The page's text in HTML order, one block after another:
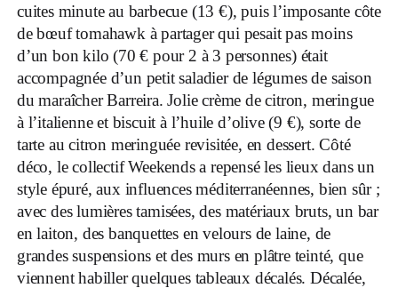
cuites minute au barbecue (13 €), puis l’imposante côte
de bœuf tomahawk à partager qui pesait pas moins
d’un bon kilo (70 € pour 2 à 3 personnes) était
accompagnée d’un petit saladier de légumes de saison
du maraîcher Barreira. Jolie crème de citron, meringue
à l’italienne et biscuit à l’huile d’olive (9 €), sorte de
tarte au citron meringuée revisitée, en dessert. Côté
déco, le collectif Weekends a repensé les lieux dans un
style épuré, aux influences méditerranéennes, bien sûr ;
avec des lumières tamisées, des matériaux bruts, un bar
en laiton, des banquettes en velours de laine, de
grandes suspensions et des murs en plâtre teinté, que
viennent habiller quelques tableaux décalés. Décalée,